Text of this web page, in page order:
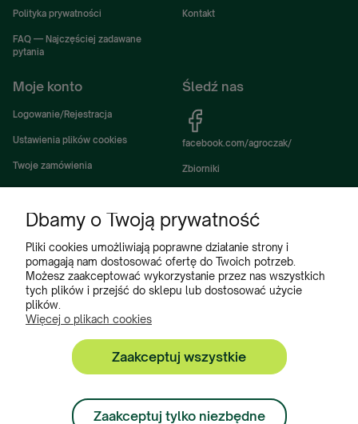
Polityka prywatności
FAQ — Najczęściej zadawane
pytania
Kontakt
Moje konto
Logowanie/Rejestracja
Ustawienia plików cookies
Twoje zamówienia
Ustawienia konta
Ulubione
Śledź nas
facebook.com/agroczak/
Zbiorniki
Akcesoria i wyposażenie zbiorników
Zbiorniki na deszczówkę
Częsci do maszyn rolniczych
Części do ciągników
Zbiorniki, Program Poleceń, Akcesoria do zbiorników:
+48 222 508 449
Dbamy o Twoją prywatność
Pliki cookies umożliwiają poprawne działanie strony i
pomagają nam dostosować ofertę do Twoich potrzeb.
Możesz zaakceptować wykorzystanie przez nas wszystkich
tych plików i przejść do sklepu lub dostosować użycie
plików.
Więcej o plikach cookies
Zaakceptuj wszystkie
Zaakceptuj tylko niezbędne